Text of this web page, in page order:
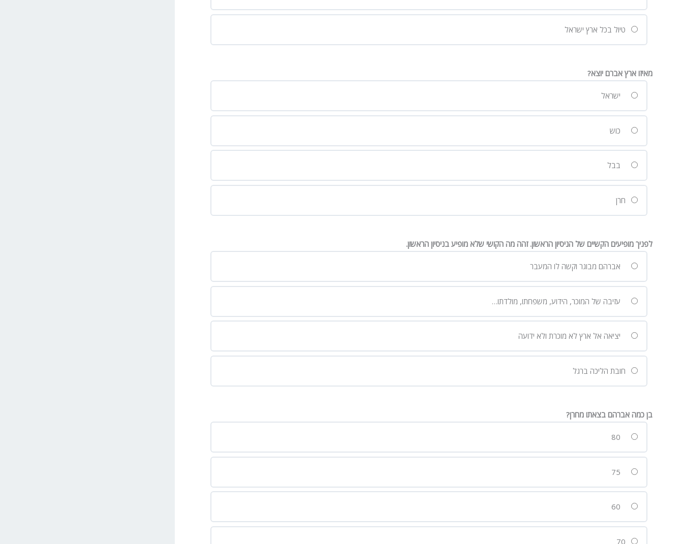
טיול בכל ארץ ישראל
מאיזו ארץ אברם יוצא?
ישראל
כוש
בבל
חרן
לפניך מופיעים הקשיים של הניסיון הראשון. זהה מה הקושי שלא מופיע בניסיון הראשון.
אברהם מבוגר וקשה לו המעבר
עזיבה של המוכר, הידוע, משפחתו, מולדתו…
יציאה אל ארץ לא מוכרת ולא ידועה
חובת הליכה ברגל
בן כמה אברהם בצאתו מחרן?